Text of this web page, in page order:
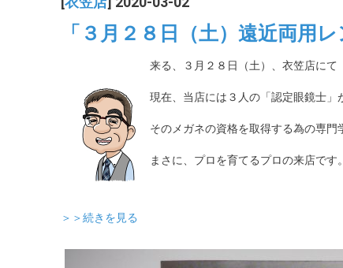
「３月２８日（土）遠近両用
来る、３月２８日（土）、衣笠店にて
現在、当店には３人の「認定眼鏡士」
そのメガネの資格を取得する為の専門
まさに、プロを育てるプロの来店です。
＞＞続きを見る